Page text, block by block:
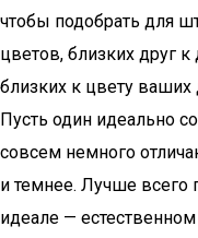
чтобы подобрать для
цветов, близких друг
близких к цвету ваших
Пусть один идеально
совсем немного
и темнее. Лучше всего
идеале —